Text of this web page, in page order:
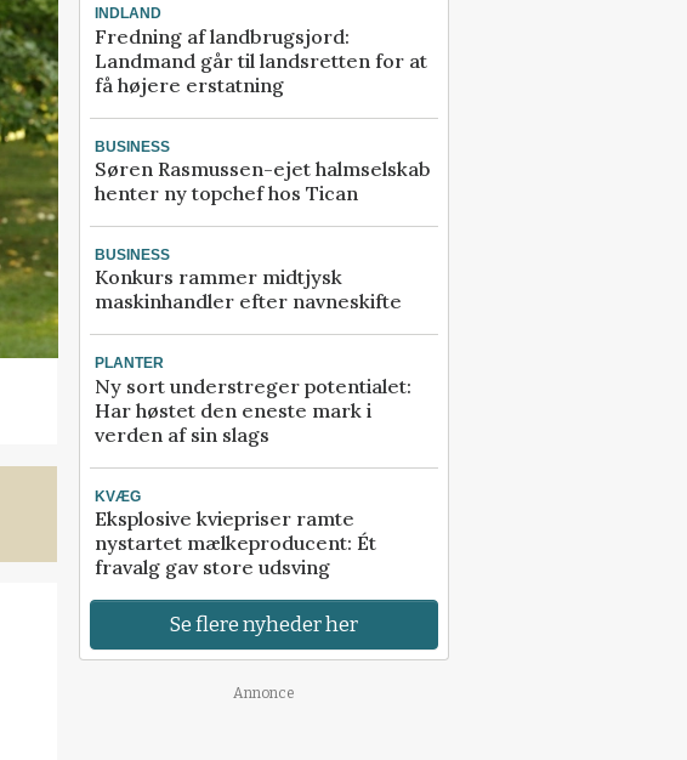
INDLAND
Fredning af landbrugsjord:
Landmand går til landsretten for at
få højere erstatning
BUSINESS
Søren Rasmussen-ejet halmselskab
henter ny topchef hos Tican
BUSINESS
Konkurs rammer midtjysk
maskinhandler efter navneskifte
PLANTER
Ny sort understreger potentialet:
Har høstet den eneste mark i
verden af sin slags
KVÆG
Eksplosive kviepriser ramte
nystartet mælkeproducent: Ét
fravalg gav store udsving
Se flere nyheder her
Annonce